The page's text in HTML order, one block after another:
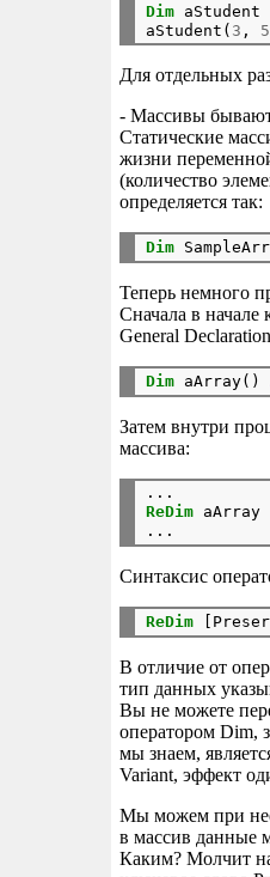
Dim aStudent
aStudent( 3 , 5
Для отдельных
- Массивы бывают
Статические
жизни
(количество
определяется так:
Dim
Теперь немного
Сначала в начале
General
Dim aArray()
Затем внутри
массива:
ReDim aArray
Синтаксис
ReDim
В отличие от
тип данных
Вы не можете
оператором Dim,
мы знаем,
Variant, эффект
Мы можем при
в массив данные
Каким? Молчит